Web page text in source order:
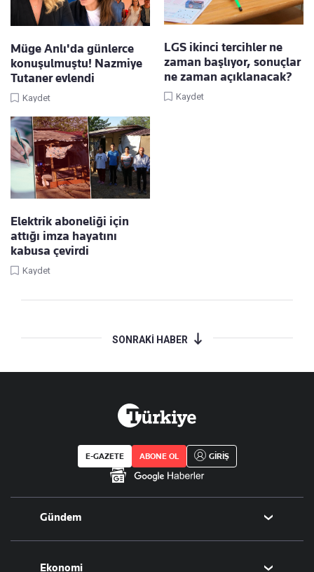
Müge Anlı'da günlerce
konuşulmuştu! Nazmiye
Tutaner evlendi
Kaydet
LGS ikinci tercihler ne
zaman başlıyor, sonuçlar
ne zaman açıklanacak?
Kaydet
Elektrik aboneliği için
attığı imza hayatını
kabusa çevirdi
Kaydet
SONRAKİ HABER
E-GAZETE ABONE OL GİRİŞ
Gündem
Politika
Ekonomi